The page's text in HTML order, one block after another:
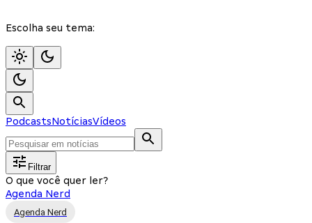
Escolha seu tema:
PodcastsNotíciasVídeos
Filtrar
O que você quer ler?
Agenda Nerd
Agenda Nerd